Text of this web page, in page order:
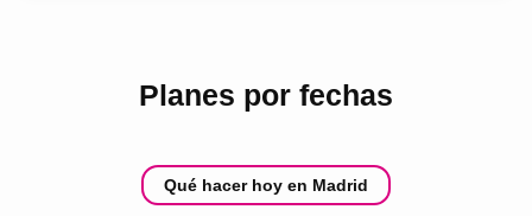
Planes por fechas
Qué hacer hoy en Madrid